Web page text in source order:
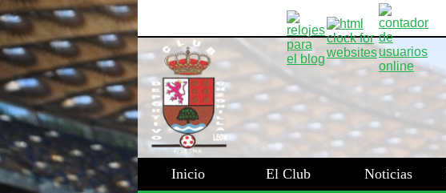
Inicio El Club Noticias